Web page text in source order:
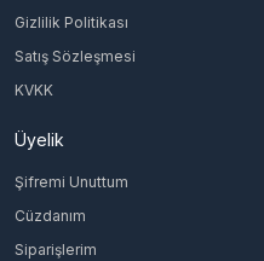
Gizlilik Politikası
Satış Sözleşmesi
KVKK
Üyelik
Şifremi Unuttum
Cüzdanım
Siparişlerim